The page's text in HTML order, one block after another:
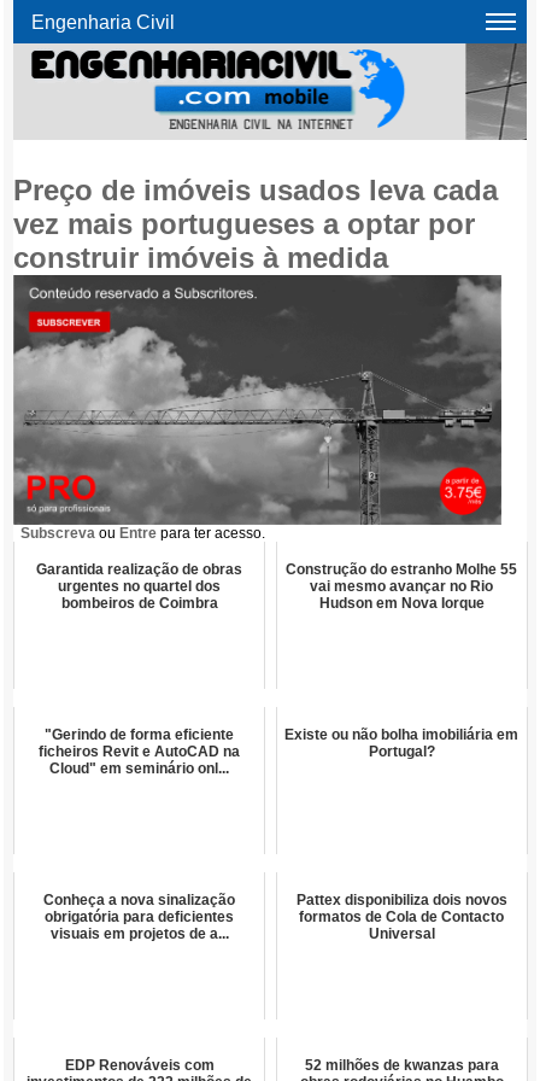
Engenharia Civil
Preço de imóveis usados leva cada
vez mais portugueses a optar por
construir imóveis à medida
Subscreva ou Entre para ter acesso.
Garantida realização de obras
urgentes no quartel dos
bombeiros de Coimbra
Construção do estranho Molhe 55
vai mesmo avançar no Rio
Hudson em Nova Iorque
"Gerindo de forma eficiente
ficheiros Revit e AutoCAD na
Cloud" em seminário onl...
Existe ou não bolha imobiliária em
Portugal?
Conheça a nova sinalização
obrigatória para deficientes
visuais em projetos de a...
Pattex disponibiliza dois novos
formatos de Cola de Contacto
Universal
EDP Renováveis com
52 milhões de kwanzas para